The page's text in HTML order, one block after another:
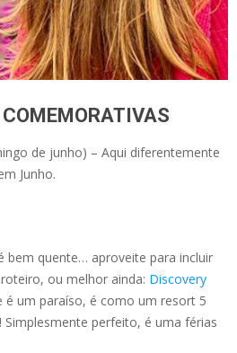
de junho) – Aqui diferentemente
Junho.
bem quente… aproveite para incluir
ou melhor ainda: Discovery
é um paraíso, é como um resort 5
Simplesmente perfeito, é uma férias